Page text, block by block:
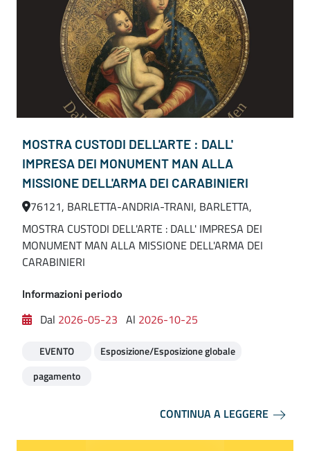
MOSTRA CUSTODI DELL'ARTE : DALL'
IMPRESA DEI MONUMENT MAN ALLA
MISSIONE DELL'ARMA DEI CARABINIERI
76121, BARLETTA-ANDRIA-TRANI, BARLETTA,
MOSTRA CUSTODI DELL'ARTE : DALL' IMPRESA DEI
MONUMENT MAN ALLA MISSIONE DELL'ARMA DEI
CARABINIERI
Informazioni periodo
Dal 2026-05-23 Al 2026-10-25
EVENTO
Esposizione/Esposizione globale
pagamento
CONTINUA A LEGGERE